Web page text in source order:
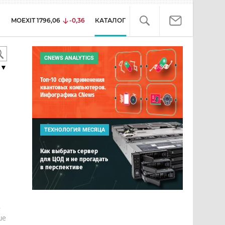
MOEXIT 1796,06 -0,36 КАТАЛОГ
▼
CNEWS ANALYTICS
Топ-10 сфер применения
квантовых компьютеров.
Инфографика CNews
ТЕХНОЛОГИЯ МЕСЯЦА
Как выбрать сервер
для ЦОД и не прогадать
в перспективе